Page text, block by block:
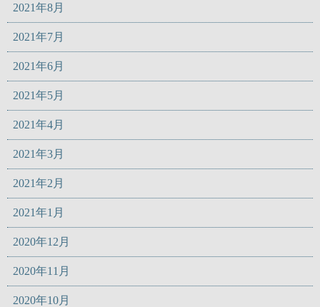
2021年8月
2021年7月
2021年6月
2021年5月
2021年4月
2021年3月
2021年2月
2021年1月
2020年12月
2020年11月
2020年10月